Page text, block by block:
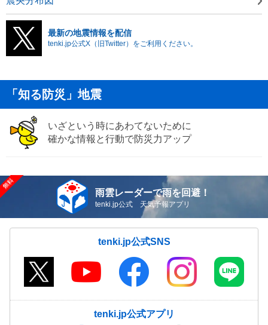
最新の地震情報を配信
tenki.jp公式X（旧Twitter）をご利用ください。
「知る防災」地震
いざという時にあわてないために
確かな情報と行動で防災力アップ
雨雲レーダーで雨を回避！
tenki.jp公式 天気予報アプリ
tenki.jp公式SNS
tenki.jp公式アプリ